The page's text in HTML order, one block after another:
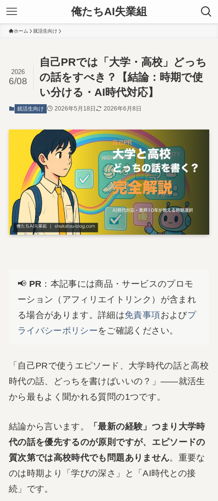
俺たちAI失業組
ホーム 就活生向け
自己PRでは「大学・高校」どっち
の話をすべき？【結論：時期で使
い分ける・AI時代対応】
2026
6/08
就活生向け 2026年5月18日 2026年6月8日
📢 PR ：本記事には商品・サービスのプロモ
ーション（アフィリエイトリンク）が含まれ
る場合があります。詳細は免責事項およびプ
ライバシーポリシーをご確認ください。
「自己PRで使うエピソード、大学時代の話と高校
時代の話、どっちを書けばいいの？」――就活生
から最もよく聞かれる質問の1つです。
結論から言います。
「最新の経験」つまり大学時
代の話を優先するのが原則ですが、エピソードの
質次第では高校時代でも問題ありません。重要な
のは時期より「学びの深さ」と「AI時代との接
続」です。